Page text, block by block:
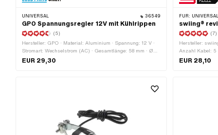
UNIVERSAL 36549
GPO Spannungsregler 12V mit Kühlrippen
(5)
Hersteller: GPO · Material: Aluminium · Spannung: 12 V ·
Stromart: Wechselstrom (AC) · Gesamtlänge: 58 mm · Ø
Befestigungsloch: 6.2 mm · Breite: 36 mm · Höhe: 23 mm
EUR 29,30
FÜR:
swiing®
(7)
Hersteller:
Anzahl Kabel: 5
Kabelgabelung
EUR 28,10